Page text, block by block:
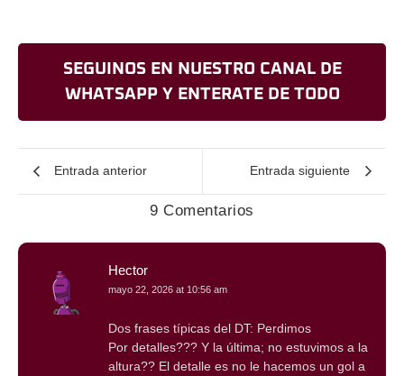
SEGUINOS EN NUESTRO CANAL DE
WHATSAPP Y ENTERATE DE TODO
Entrada anterior Entrada siguiente
9 Comentarios
Hector
mayo 22, 2026 at 10:56 am
Dos frases típicas del DT: Perdimos
Por detalles??? Y la última; no estuvimos a la
altura?? El detalle es no le hacemos un gol a